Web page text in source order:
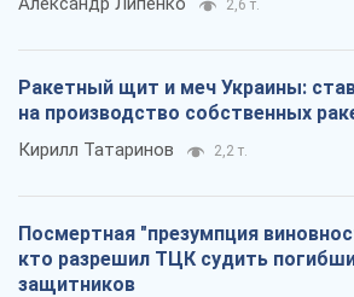
2,6 т.
Ракетный щит и меч Украины:
на производство собственных
Кирилл Татаринов 2,2 т.
Посмертная "презумпция
кто разрешил ТЦК судить
защитников